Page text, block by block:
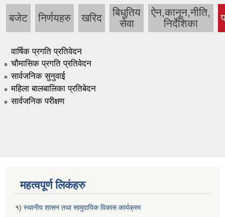
बजेट निर्णयहरु खरिद
बिधुतिय
सेवा
ऐन,कानून,नीति,
निर्देशिका
वार्षिक प्रगति प्रतिवेदन
चौमासिक प्रगति प्रतिवेदन
सार्वजनिक सुनुवाई
महिला बालबालिका प्रतिबेदन
सार्वजनिक परीक्षण
महत्वपूर्ण लिकंहरु
१) स्थानीय शासन तथा सामुदायिक विकास कार्यक्रम